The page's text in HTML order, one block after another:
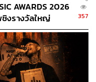
เติบโตมากับอะไรบ้าง
คนรู้จักในวันนี้
แต่เด็ก ฝึกเล่นมายากล
น ม.ต้น ชอบเล่นเกมก็
แค่รู้ว่าชอบอะไร อยาก
AWARDS 2026
ชิงรางวัลใหญ่
357